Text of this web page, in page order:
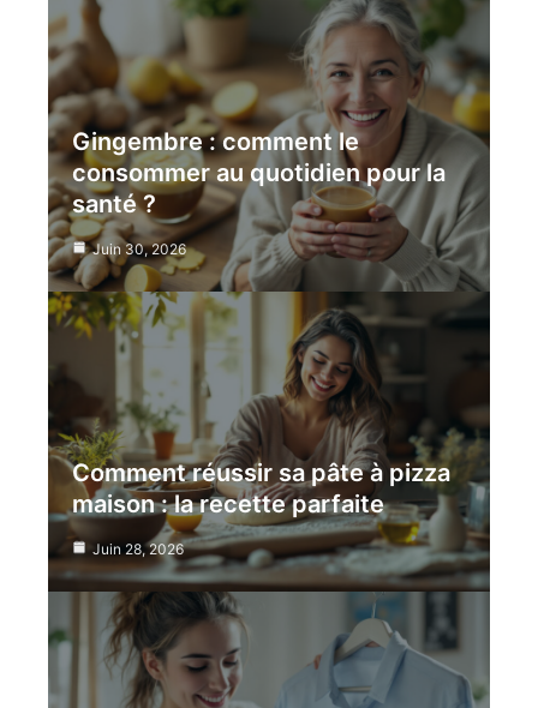
Gingembre : comment le
consommer au quotidien pour la
santé ?
Juin 30, 2026
Comment réussir sa pâte à pizza
maison : la recette parfaite
Juin 28, 2026